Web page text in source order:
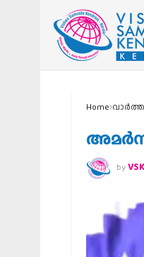
Home വാര്‍ത്ത
by